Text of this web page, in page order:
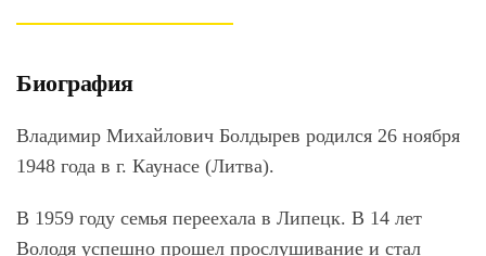
Биография
Владимир Михайлович Болдырев родился 26 ноября
1948 года в г. Каунасе (Литва).
В 1959 году семья переехала в Липецк. В 14 лет
Володя успешно прошел прослушивание и стал